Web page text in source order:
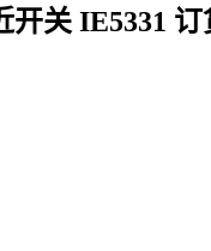
开关 IE5331